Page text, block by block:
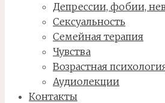
Депрессии, фобии,
Сексуальность
Семейная терапия
Чувства
Возрастная
Аудиолекции
Контакты